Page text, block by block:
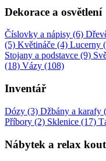
Dekorace a osvětlení
Číslovky a nápisy (6)
(5) Květináče (4) Lucerny
Stojany a podstavce (9)
(18) Vázy (108)
Inventář
Dózy (3) Džbány a karafy
Příbory (2) Sklenice (17)
Nábytek a relax